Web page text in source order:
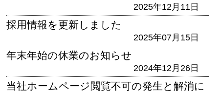
2025年12月11日
採用情報を更新しました
2025年07月15日
年末年始の休業のお知らせ
2024年12月26日
当社ホームページ閲覧不可の発生と解消に